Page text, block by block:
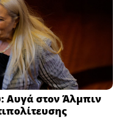
Αυγά στον Άλμπιν